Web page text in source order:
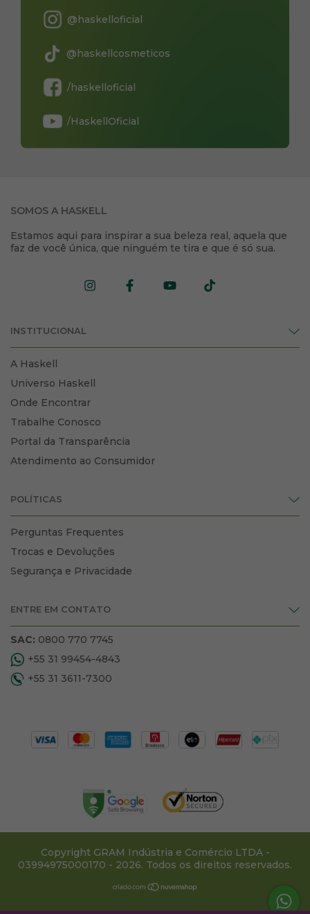
@haskelloficial
@haskellcosmeticos
/haskelloficial
/HaskellOficial
SOMOS A HASKELL
Estamos aqui para inspirar a sua beleza real, aquela que
faz de você única, que ninguém te tira e que é só sua.
INSTITUCIONAL
A Haskell
Universo Haskell
Onde Encontrar
Trabalhe Conosco
Portal da Transparência
Atendimento ao Consumidor
POLÍTICAS
Perguntas Frequentes
Trocas e Devoluções
Segurança e Privacidade
ENTRE EM CONTATO
SAC: 0800 770 7745
+55 31 99454-4843
+55 31 3611-7300
Copyright GRAM Indústria e Comércio LTDA -
03994975000170 - 2026. Todos os direitos reservados.